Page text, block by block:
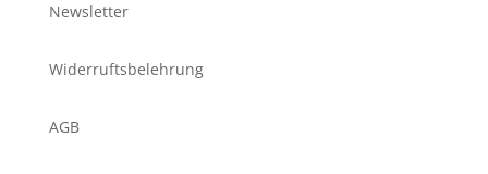
Newsletter
Widerruftsbelehrung
AGB